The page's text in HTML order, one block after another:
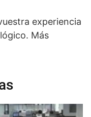
experiencia
Más